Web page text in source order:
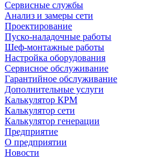
Сервисные службы
Анализ и замеры сети
Проектирование
Пуско-наладочные работы
Шеф-монтажные работы
Настройка оборудования
Сервисное обслуживание
Гарантийное обслуживание
Дополнительные услуги
Калькулятор КРМ
Калькулятор сети
Калькулятор генерации
Предприятие
О предприятии
Новости